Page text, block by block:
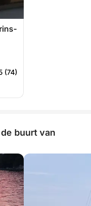
(74)
buurt van